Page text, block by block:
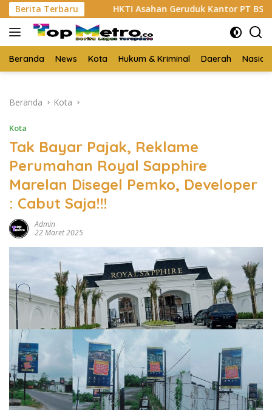
Langsung
ke
konten
Berita TerbaruHKTI Asahan Geruduk Kantor PT BSP Kisaran
Beranda News Kota Hukum & Kriminal Daerah
Beranda Kota
Kota
Tak Bayar Pajak, Reklame
Perumahan Royal Sapphire
Marelan Disegel Pemko, Developer
: Cabut Saja!!!
Admin
22 Maret 2025